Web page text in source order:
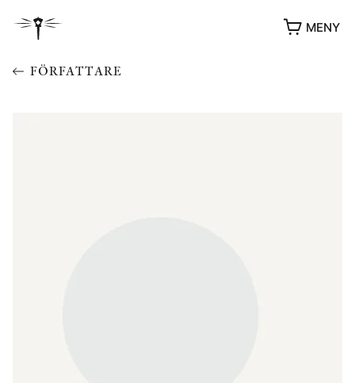
MENY
FÖRFATTARE